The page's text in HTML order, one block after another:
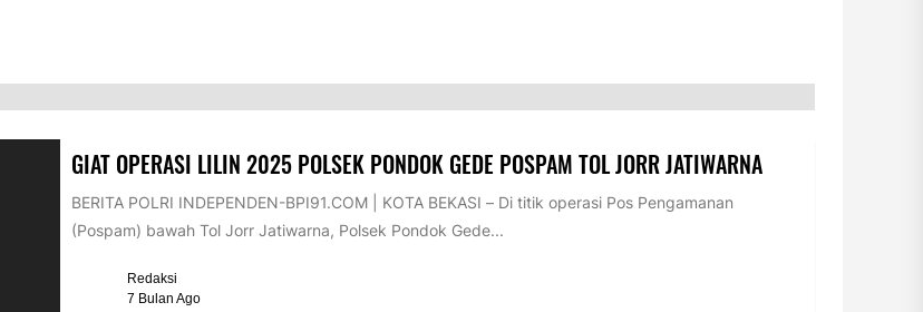
GIAT OPERASI LILIN 2025 POLSEK PONDOK GEDE POSPAM TOL JORR JATIWARNA
BERITA POLRI INDEPENDEN-BPI91.COM | KOTA BEKASI – Di titik operasi Pos Pengamanan
(Pospam) bawah Tol Jorr Jatiwarna, Polsek Pondok Gede...
Redaksi
7 Bulan Ago